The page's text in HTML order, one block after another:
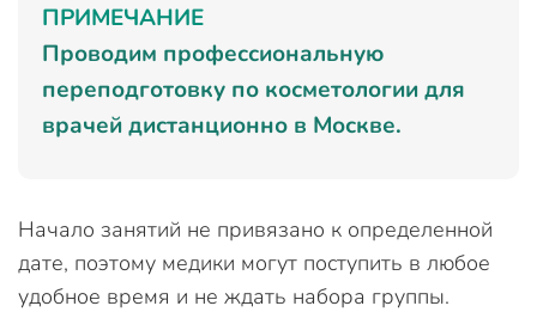
ПРИМЕЧАНИЕ
Проводим профессиональную
переподготовку по косметологии для
врачей дистанционно в Москве.
Начало занятий не привязано к определенной
дате, поэтому медики могут поступить в любое
удобное время и не ждать набора группы.